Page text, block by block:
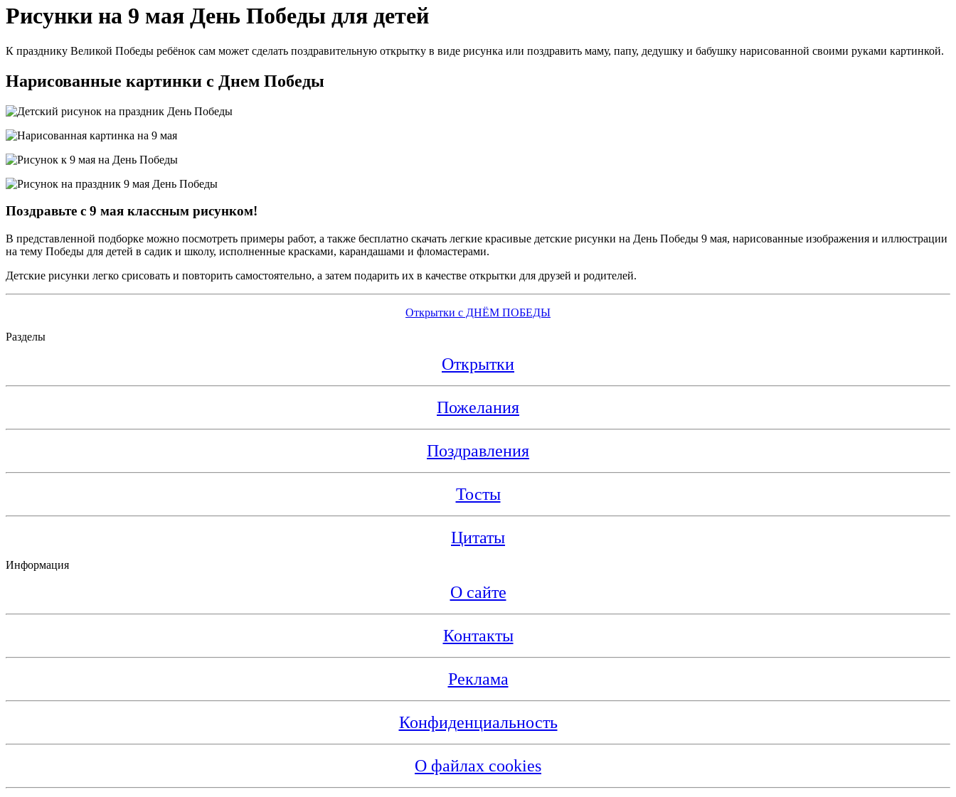
Рисунки на 9 мая День Победы для детей
К празднику Великой Победы ребёнок сам может сделать поздравительную открытку в виде рисунка или поздравить маму, папу, дедушку и бабушку нарисованной своими руками картинкой.
Нарисованные картинки с Днем Победы
Поздравьте с 9 мая классным рисунком!
В представленной подборке можно посмотреть примеры работ, а также бесплатно скачать легкие красивые детские рисунки на День Победы 9 мая, нарисованные изображения и иллюстрации
на тему Победы для детей в садик и школу, исполненные красками, карандашами и фломастерами.
Детские рисунки легко срисовать и повторить самостоятельно, а затем подарить их в качестве открытки для друзей и родителей.
Открытки с ДНЁМ ПОБЕДЫ
Разделы
Открытки
Пожелания
Поздравления
Тосты
Цитаты
Информация
О сайте
Контакты
Реклама
Конфиденциальность
О файлах cookies